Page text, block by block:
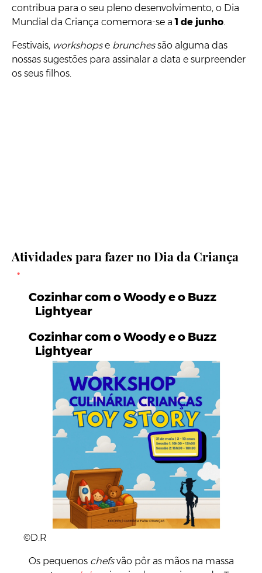
contribua para o seu pleno desenvolvimento, o Dia
Mundial da Criança comemora-se a1 de junho.
Festivais, workshopse brunchessão alguma das
nossas sugestões para assinalar a data e surpreender
os seus filhos.
Atividades para fazer no Dia da Criança
Cozinhar com o Woody e o Buzz
Lightyear
Cozinhar com o Woody e o Buzz
Lightyear
©D.R
Os pequenos chefsvão pôr as mãos na massa